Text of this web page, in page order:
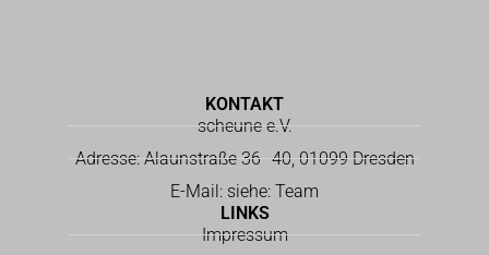
KONTAKT
scheune e.V.
Adresse: Alaunstraße 36–40, 01099 Dresden
E-Mail: siehe: Team
LINKS
Impressum